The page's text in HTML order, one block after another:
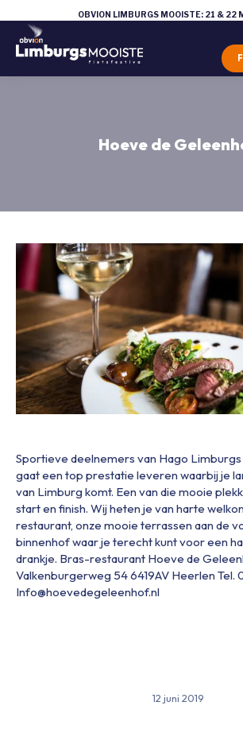
OBVION LIMBURGS MOOISTE: 21 & 22
Hoeve de
Sportieve deelnemers van Hago Limburgs
gaat een top prestatie leveren waarbij je
van Limburg komt. Een van die mooie
start en finish. Wij heten je van harte
restaurant, onze mooie terrassen aan de
binnenhof waar je terecht kunt voor een
drankje. Bras-restaurant Hoeve de
Valkenburgerweg 54 6419AV Heerlen
Info@hoevedegeleenhof.nl
12 juni 2019